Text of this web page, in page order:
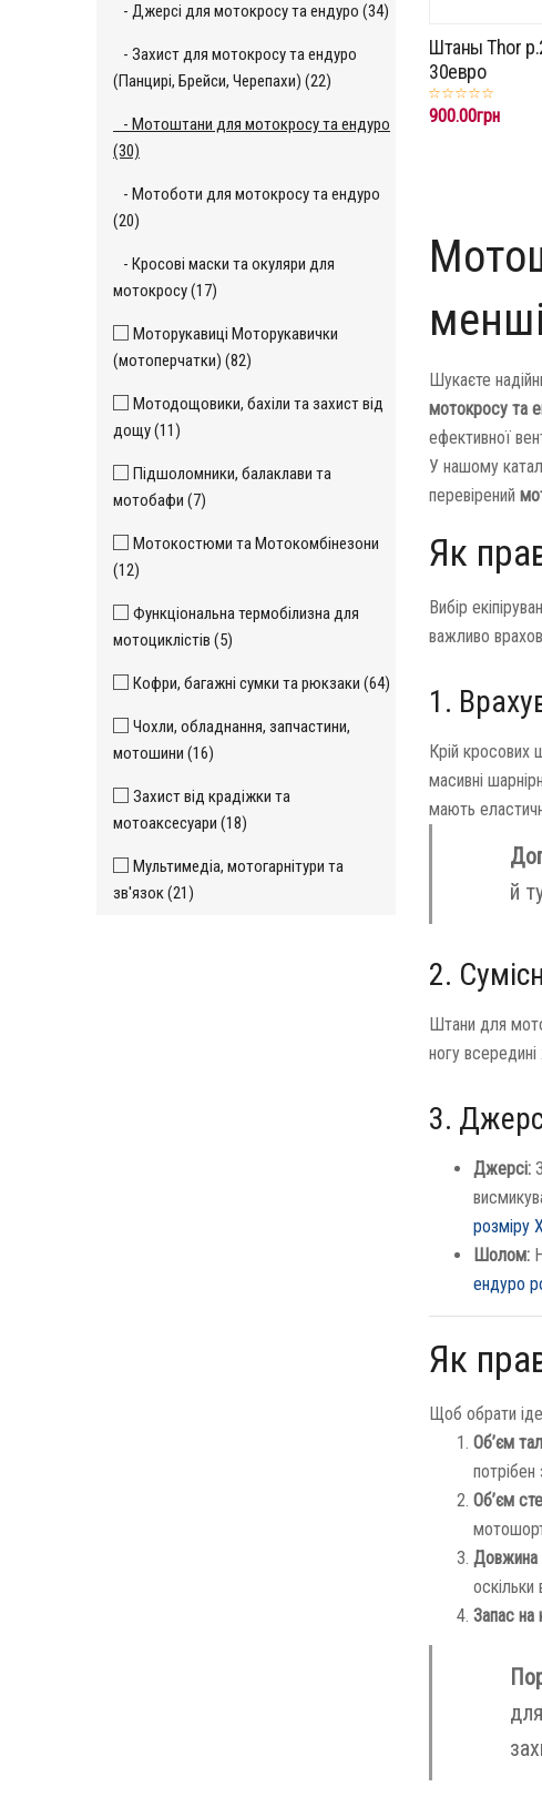
- Джерсі для мотокросу та ендуро (34)
- Захист для мотокросу та ендуро
(Панцирі, Брейси, Черепахи) (22)
- Мотоштани для мотокросу та ендуро
(30)
- Мотоботи для мотокросу та ендуро
(20)
- Кросові маски та окуляри для
мотокросу (17)
Моторукавиці Моторукавички
(мотоперчатки) (82)
Мотодощовики, бахіли та захист від
дощу (11)
Підшоломники, балаклави та
мотобафи (7)
Мотокостюми та Мотокомбінезони
(12)
Функціональна термобілизна для
мотоциклістів (5)
Кофри, багажні сумки та рюкзаки (64)
Чохли, обладнання, запчастини,
мотошини (16)
Захист від крадіжки та
мотоаксесуари (18)
Мультимедіа, мотогарнітури та
зв'язок (21)
Штаны Thor
30евро
900.00грн
менші
Шукаєте
мотокросу та
ефективної
У нашому
перевірений
Як
Вибір
важливо
1.
Крій кросових
масивні
мають
й
2.
Штани для
ногу
3.
Джерсі:
розміру
Шолом:
ендуро
Як
Щоб обрати
Об’єм
потрібен
Об’єм
Довжина
Запас на